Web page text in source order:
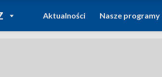
DO
Aktualności Nasze programy